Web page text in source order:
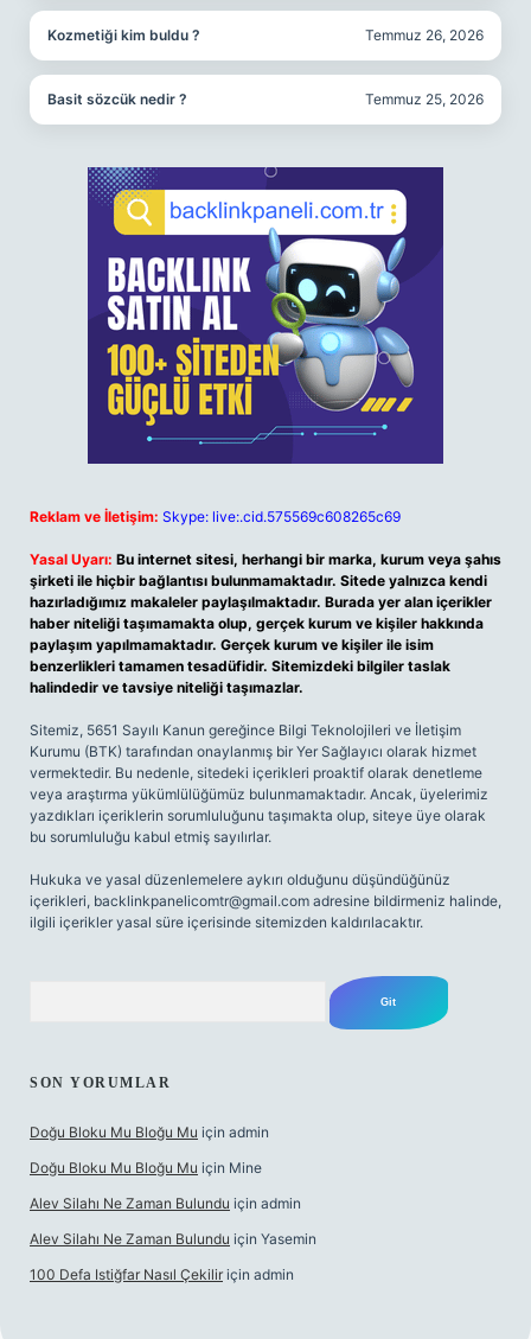
Kozmetiği kim buldu ? Temmuz 26, 2026
Basit sözcük nedir ? Temmuz 25, 2026
Reklam ve İletişim: Skype: live:.cid.575569c608265c69
Yasal Uyarı: Bu internet sitesi, herhangi bir marka, kurum veya şahıs
şirketi ile hiçbir bağlantısı bulunmamaktadır. Sitede yalnızca kendi
hazırladığımız makaleler paylaşılmaktadır. Burada yer alan içerikler
haber niteliği taşımamakta olup, gerçek kurum ve kişiler hakkında
paylaşım yapılmamaktadır. Gerçek kurum ve kişiler ile isim
benzerlikleri tamamen tesadüfidir. Sitemizdeki bilgiler taslak
halindedir ve tavsiye niteliği taşımazlar.
Sitemiz, 5651 Sayılı Kanun gereğince Bilgi Teknolojileri ve İletişim
Kurumu (BTK) tarafından onaylanmış bir Yer Sağlayıcı olarak hizmet
vermektedir. Bu nedenle, sitedeki içerikleri proaktif olarak denetleme
veya araştırma yükümlülüğümüz bulunmamaktadır. Ancak, üyelerimiz
yazdıkları içeriklerin sorumluluğunu taşımakta olup, siteye üye olarak
bu sorumluluğu kabul etmiş sayılırlar.
Hukuka ve yasal düzenlemelere aykırı olduğunu düşündüğünüz
içerikleri, backlinkpanelicomtr@gmail.com adresine bildirmeniz halinde,
ilgili içerikler yasal süre içerisinde sitemizden kaldırılacaktır.
SON YORUMLAR
Doğu Bloku Mu Bloğu Mu için admin
Doğu Bloku Mu Bloğu Mu için Mine
Alev Silahı Ne Zaman Bulundu için admin
Alev Silahı Ne Zaman Bulundu için Yasemin
100 Defa Istiğfar Nasıl Çekilir için admin